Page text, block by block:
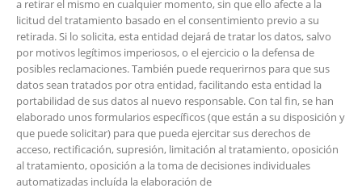
a retirar el mismo en cualquier momento, sin que ello afecte a la
licitud del tratamiento basado en el consentimiento previo a su
retirada. Si lo solicita, esta entidad dejará de tratar los datos, salvo
por motivos legítimos imperiosos, o el ejercicio o la defensa de
posibles reclamaciones. También puede requerirnos para que sus
datos sean tratados por otra entidad, facilitando esta entidad la
portabilidad de sus datos al nuevo responsable. Con tal fin, se han
elaborado unos formularios específicos (que están a su disposición y
que puede solicitar) para que pueda ejercitar sus derechos de
acceso, rectificación, supresión, limitación al tratamiento, oposición
al tratamiento, oposición a la toma de decisiones individuales
automatizadas incluída la elaboración de